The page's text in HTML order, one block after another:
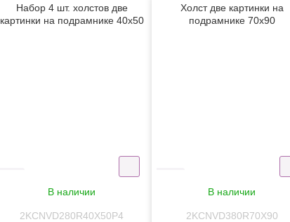
Набор 4 шт. холстов две
картинки на подрамнике 40x50
В наличии
2KCNVD280R40X50P4
Холст две картинки на
подрамнике 70x90
В наличии
2KCNVD380R70X90